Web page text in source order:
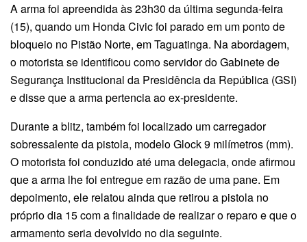
A arma foi apreendida às 23h30 da última segunda-feira
(15), quando um Honda Civic foi parado em um ponto de
bloqueio no Pistão Norte, em Taguatinga. Na abordagem,
o motorista se identificou como servidor do Gabinete de
Segurança Institucional da Presidência da República (GSI)
e disse que a arma pertencia ao ex-presidente.
Durante a blitz, também foi localizado um carregador
sobressalente da pistola, modelo Glock 9 milímetros (mm).
O motorista foi conduzido até uma delegacia, onde afirmou
que a arma lhe foi entregue em razão de uma pane. Em
depoimento, ele relatou ainda que retirou a pistola no
próprio dia 15 com a finalidade de realizar o reparo e que o
armamento seria devolvido no dia seguinte.